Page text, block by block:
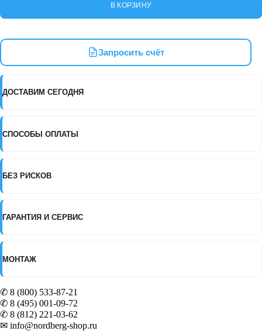
Nordberg
ванна
с
53
л,
28
кГц
В КОРЗИНУ
Запросить счёт
ДОСТАВИМ СЕГОДНЯ
СПОСОБЫ ОПЛАТЫ
БЕЗ РИСКОВ
ГАРАНТИЯ И СЕРВИС
МОНТАЖ
✆ 8 (800) 533-87-21
✆ 8 (495) 001-09-72
✆ 8 (812) 221-03-62
✉ info@nordberg-shop.ru